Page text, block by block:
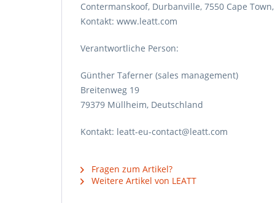
Contermanskoof, Durbanville, 7550 Cape
Kontakt: www.leatt.com
Verantwortliche Person:
Günther Taferner (sales management)
Breitenweg 19
79379 Müllheim, Deutschland
Kontakt: leatt-eu-contact@leatt.com
Fragen zum Artikel?
Weitere Artikel von LEATT